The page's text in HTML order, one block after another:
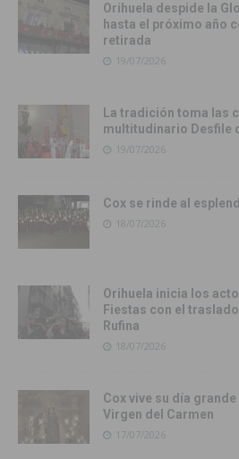
Orihuela despide la
hasta el próximo año
retirada
19/07/2026
La tradición toma las
multitudinario Desfile
19/07/2026
Cox se rinde al
18/07/2026
Orihuela inicia los
Fiestas con el
Rufina
18/07/2026
Cox vive su día
Virgen del Carmen
17/07/2026